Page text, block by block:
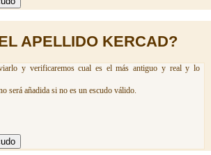
APELLIDO KERCAD?
y verificaremos cual es el más antiguo y real y lo
será añadida si no es un escudo válido.